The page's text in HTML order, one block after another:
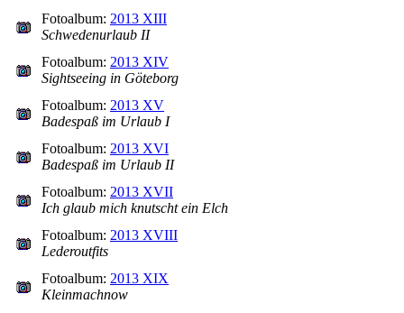
Fotoalbum: 2013 XIII
Schwedenurlaub II
Fotoalbum: 2013 XIV
Sightseeing in Göteborg
Fotoalbum: 2013 XV
Badespaß im Urlaub I
Fotoalbum: 2013 XVI
Badespaß im Urlaub II
Fotoalbum: 2013 XVII
Ich glaub mich knutscht ein Elch
Fotoalbum: 2013 XVIII
Lederoutfits
Fotoalbum: 2013 XIX
Kleinmachnow